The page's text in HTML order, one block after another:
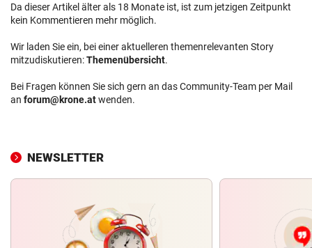
Da dieser Artikel älter als 18 Monate ist, ist zum jetzigen Zeitpunkt
kein Kommentieren mehr möglich.
Wir laden Sie ein, bei einer aktuelleren themenrelevanten Story
mitzudiskutieren:Themenübersicht.
Bei Fragen können Sie sich gern an das Community-Team per Mail
an forum@krone.atwenden.
NEWSLETTER